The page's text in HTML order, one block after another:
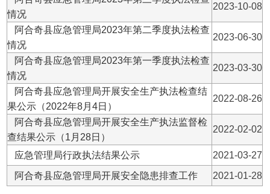
阿合奇县应急管理局开展安全隐患排查工作 2021-01-28
主办：新疆阿合奇县人民政府办公室
展中心
政府网站标识码：6530230001
新ICP备16001989号
地 址：阿合奇县南大街 邮 编：843500
法律声明
电话：0908-5623856
关于我们
网站地图
政务新媒体矩阵
阿合奇县网信办监督电话：0908-
5620663